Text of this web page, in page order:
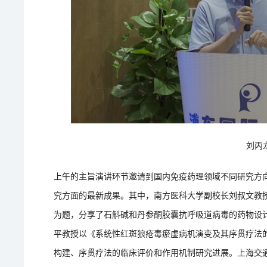
刘丙
上午的主旨演讲环节邀请到国内免疫药理领域不同研究方
究方面的最新成果。其中，南方医科大学副校长刘叔文
为题，分享了石斛碱和丹参酮胶囊抗呼吸道病毒的药物
平教授以《系统性红斑狼疮毒瘀虚病机演变及其序贯疗
构建、序贯疗法的临床评价和作用机制研究进展。上海